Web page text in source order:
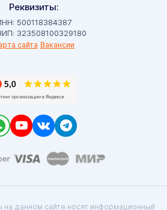
Реквизиты:
500118384387
323508100329180
сайта Вакансии
данном сайте носят информационный